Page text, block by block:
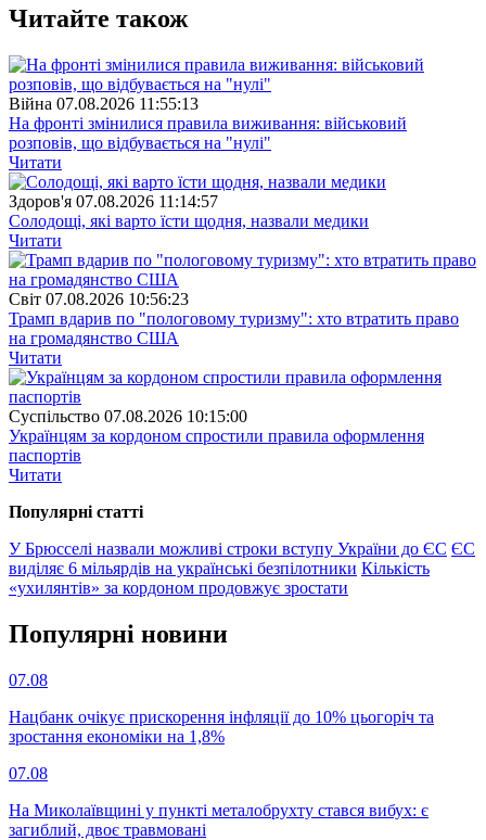
Читайте також
Війна 07.08.2026 11:55:13
На фронті змінилися правила виживання: військовий
розповів, що відбувається на "нулі"
Читати
Здоров'я 07.08.2026 11:14:57
Солодощі, які варто їсти щодня, назвали медики
Читати
Свiт 07.08.2026 10:56:23
Трамп вдарив по "пологовому туризму": хто втратить право
на громадянство США
Читати
Суспiльство 07.08.2026 10:15:00
Українцям за кордоном спростили правила оформлення
паспортів
Читати
Популярнi статтi
У Брюсселі назвали можливі строки вступу України до ЄС ЄС
виділяє 6 мільярдів на українські безпілотники Кількість
«ухилянтів» за кордоном продовжує зростати
Популярнi новини
07.08
Нацбанк очікує прискорення інфляції до 10% цьогоріч та
зростання економіки на 1,8%
07.08
На Миколаївщині у пункті металобрухту стався вибух: є
загиблий, двоє травмовані